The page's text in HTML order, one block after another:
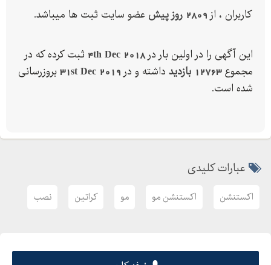
کاربران ، از 2809 روز پیش عضو سایت ثبت ها میباشد.
این آگهی را در اولین بار در4th Dec 2018 ثبت کرده که در
مجموع12763 بازدید داشته و در 31st Dec 2019 بروزرسانی
شده است.
عبارات کلیدی
اکستنشن اکستنشن مو مو کراتین نصب